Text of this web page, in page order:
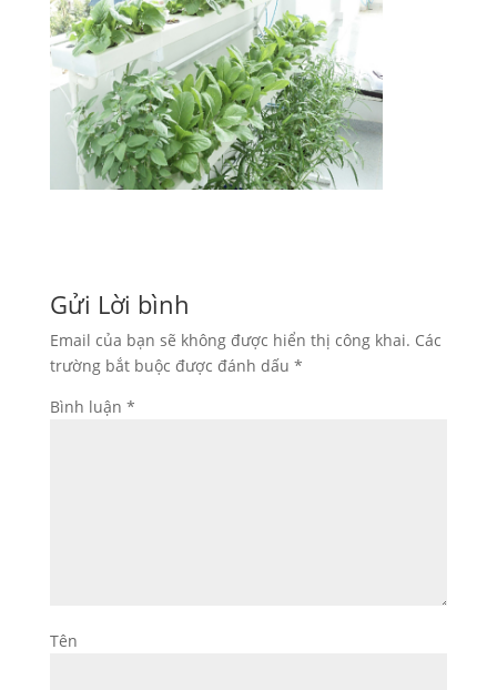
Gửi Lời bình
Email của bạn sẽ không được hiển thị công khai. Các
trường bắt buộc được đánh dấu *
Bình luận *
Tên